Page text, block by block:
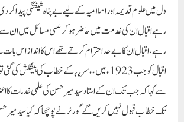
دل میں علوم قدیمہ اور اسلامیہ کے لیے بے پناہ شیفتگی پیدا
رہے اقبال ان کی خدمت میں حاضر ہو کر علمی مسائل میں ان
رہے ، اقبال ان کا بے حد احترام کرتے تھے اس کا انداز اس بات
اقبال کو جب 1923ء میں ٫٫ سر ٬٬ کے خطاب
سے کہا کہ جب تک ان کے استاد سید میر حسن کی علمی خدمات کا
تک خطاب قبول نہیں کریں گے گورنر نے پوچھا کہ کیا سید میر